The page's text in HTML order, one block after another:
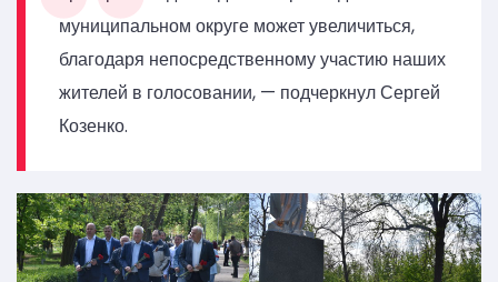
муниципальном округе может увеличиться,
благодаря непосредственному участию наших
жителей в голосовании, — подчеркнул Сергей
Козенко.